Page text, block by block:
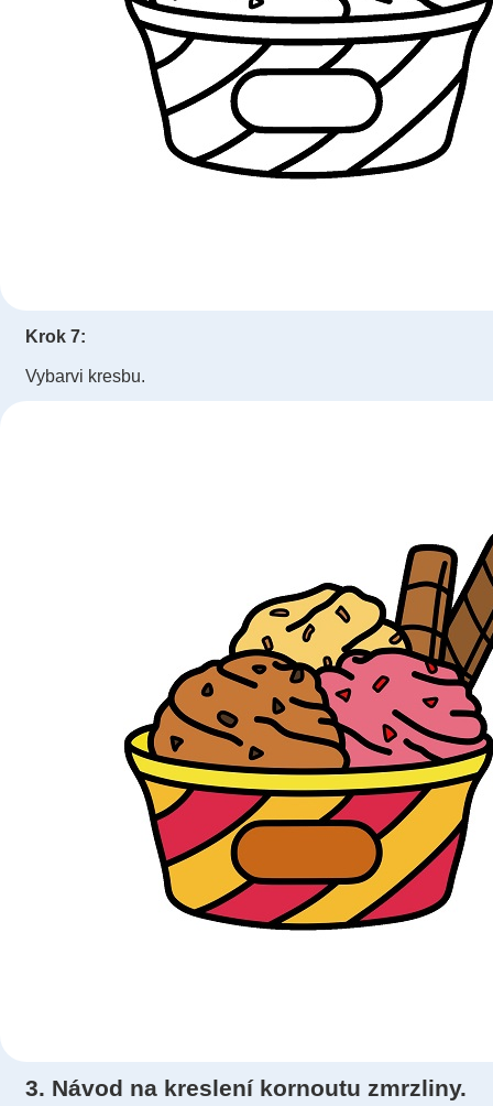
Krok 7:
Vybarvi kresbu.
3. Návod na kreslení kornoutu zmrzliny.